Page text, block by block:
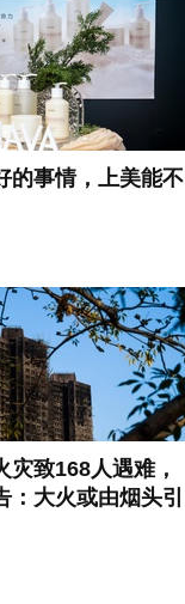
的事情，上美能不
灾致168人遇难，
：大火或由烟头引